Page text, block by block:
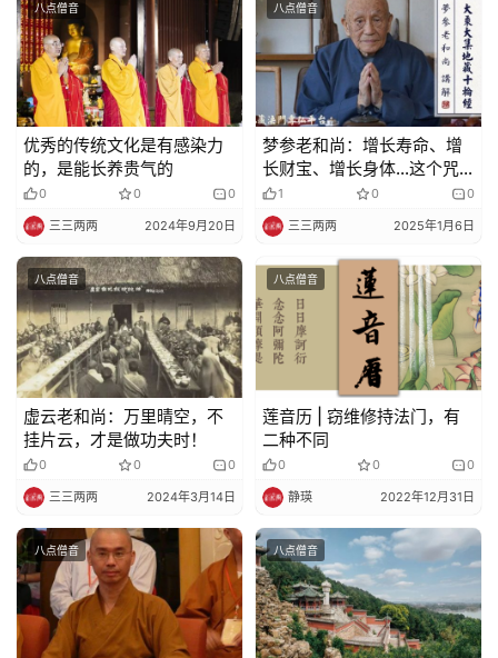
慈
善
佛
教
人
物
寺
院
巡
礼
视
频
纪
录
佛
教
艺
术
登录 注册
八点僧音
优秀的传统文化是有感染力
的，是能长养贵气的
0 0 0
三三两两 2024年9月20日
八点僧音
梦参老和尚：增长寿命、增
长财宝、增长身体…这个咒
能满你一切希望
1 0 0
三三两两 2025年1月6日
八点僧音
虚云老和尚：万里晴空，不
挂片云，才是做功夫时！
0 0 0
三三两两 2024年3月14日
八点僧音
莲音历 | 窃维修持法门，有
二种不同
0 0 0
静瑛 2022年12月31日
八点僧音 八点僧音